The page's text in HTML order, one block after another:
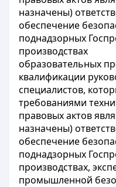
назначены)
обеспечение
поднадзорных
производствах
образовательных
квалификации
специалистов,
требованиями
правовых актов
назначены)
обеспечение
поднадзорных
производствах,
промышленной